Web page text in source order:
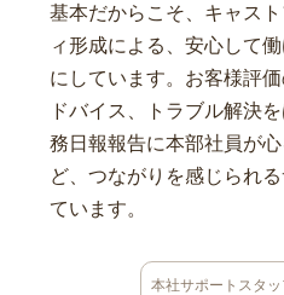
基本だからこそ、キャス
ィ形成による、安心して
にしています。お客様評
ドバイス、トラブル解決
務日報報告に本部社員が
ど、つながりを感じられ
ています。
本社サポートスタッ